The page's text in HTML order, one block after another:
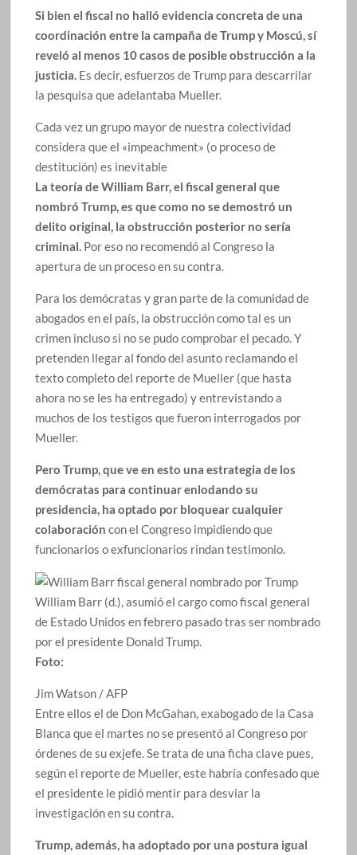
Si bien el fiscal no halló evidencia concreta de una
coordinación entre la campaña de Trump y Moscú, sí
reveló al menos 10 casos de posible obstrucción a la
justicia. Es decir, esfuerzos de Trump para descarrilar
la pesquisa que adelantaba Mueller.
Cada vez un grupo mayor de nuestra colectividad
considera que el «impeachment» (o proceso de
destitución) es inevitable
La teoría de William Barr, el fiscal general que
nombró Trump, es que como no se demostró un
delito original, la obstrucción posterior no sería
criminal. Por eso no recomendó al Congreso la
apertura de un proceso en su contra.
Para los demócratas y gran parte de la comunidad de
abogados en el país, la obstrucción como tal es un
crimen incluso si no se pudo comprobar el pecado. Y
pretenden llegar al fondo del asunto reclamando el
texto completo del reporte de Mueller (que hasta
ahora no se les ha entregado) y entrevistando a
muchos de los testigos que fueron interrogados por
Mueller.
Pero Trump, que ve en esto una estrategia de los
demócratas para continuar enlodando su
presidencia, ha optado por bloquear cualquier
colaboración con el Congreso impidiendo que
funcionarios o exfuncionarios rindan testimonio.
William Barr (d.), asumió el cargo como fiscal general
de Estado Unidos en febrero pasado tras ser nombrado
por el presidente Donald Trump.
Foto:
Jim Watson / AFP
Entre ellos el de Don McGahan, exabogado de la Casa
Blanca que el martes no se presentó al Congreso por
órdenes de su exjefe. Se trata de una ficha clave pues,
según el reporte de Mueller, este habría confesado que
el presidente le pidió mentir para desviar la
investigación en su contra.
Trump, además, ha adoptado por una postura igual